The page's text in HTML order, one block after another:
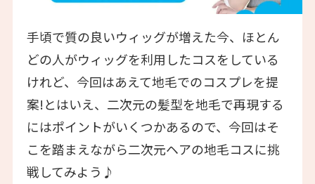
手頃で質の良いウィッグが増えた今、ほとん
どの人がウィッグを利用したコスをしている
けれど、今回はあえて地毛でのコスプレを提
案!とはいえ、二次元の髪型を地毛で再現する
にはポイントがいくつかあるので、今回はそ
こを踏まえながら二次元ヘアの地毛コスに挑
戦してみよう♪